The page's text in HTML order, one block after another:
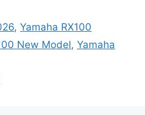
,Yamaha RX100
New Model, Yamaha